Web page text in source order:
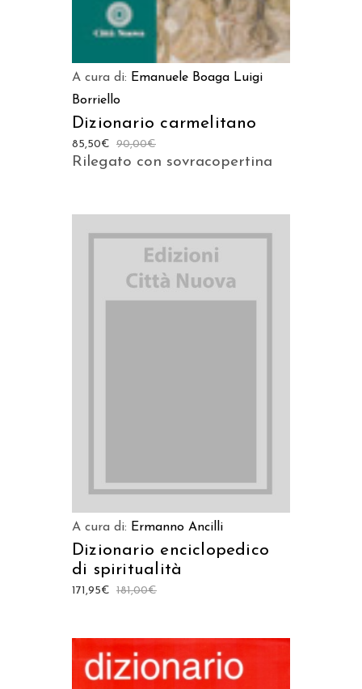
A cura di: Emanuele Boaga Luigi
Borriello
Dizionario carmelitano
90,00€
85,50€
Rilegato con sovracopertina
A cura di: Ermanno Ancilli
Dizionario enciclopedico
di spiritualità
181,00€
171,95€